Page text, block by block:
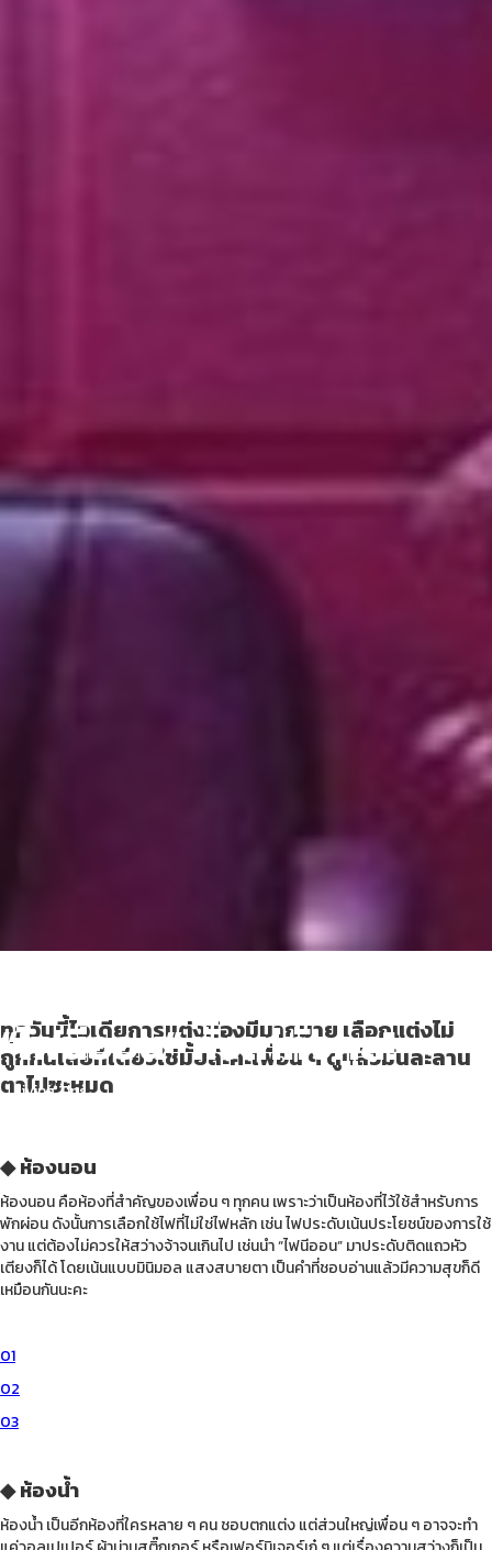
“ไฟนีออน” ทั้งเท่ทั้งคูล!
Living Tips
ทุกวันนี้ไอเดียการแต่งห้องมีมากมาย เลือกแต่งไม่
ถูกกันเลยทีเดียวใช่มั้ยล่ะคะเพื่อน ๆ ดูแล้วมันละลาน
ตาไปซะหมด
◆ ห้องนอน
ห้องนอน คือห้องที่สำคัญของเพื่อน ๆ ทุกคน เพราะว่าเป็นห้องที่ไว้ใช้สำหรับการ
พักผ่อน ดังนั้นการเลือกใช้ไฟที่ไม่ใช่ไฟหลัก เช่น ไฟประดับเน้นประโยชน์ของการใช้
งาน แต่ต้องไม่ควรให้สว่างจ้าจนเกินไป เช่นนำ “ไฟนีออน” มาประดับติดแถวหัว
เตียงก็ได้ โดยเน้นแบบมินิมอล แสงสบายตา เป็นคำที่ชอบอ่านแล้วมีความสุขก็ดี
เหมือนกันนะคะ
01
02
03
◆ ห้องน้ำ
ห้องน้ำ เป็นอีกห้องที่ใครหลาย ๆ คน ชอบตกแต่ง แต่ส่วนใหญ่เพื่อน ๆ อาจจะทำ